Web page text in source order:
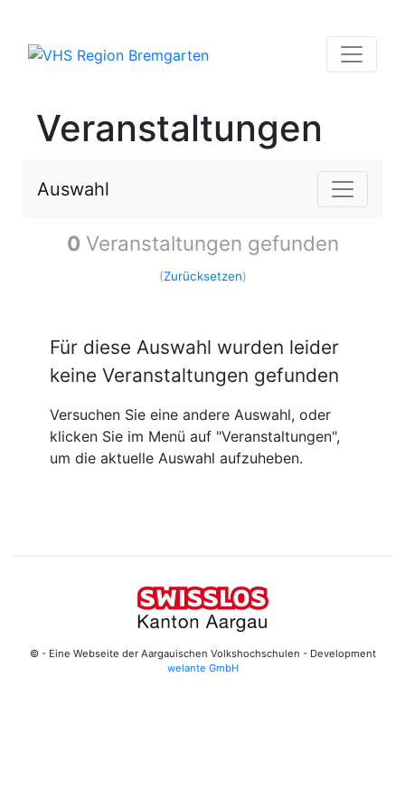
Veranstaltungen
Auswahl
0 Veranstaltungen gefunden
(Zurücksetzen)
Für diese Auswahl wurden leider
keine Veranstaltungen gefunden
Versuchen Sie eine andere Auswahl, oder
klicken Sie im Menü auf "Veranstaltungen",
um die aktuelle Auswahl aufzuheben.
© - Eine Webseite der Aargauischen Volkshochschulen - Development
welante GmbH